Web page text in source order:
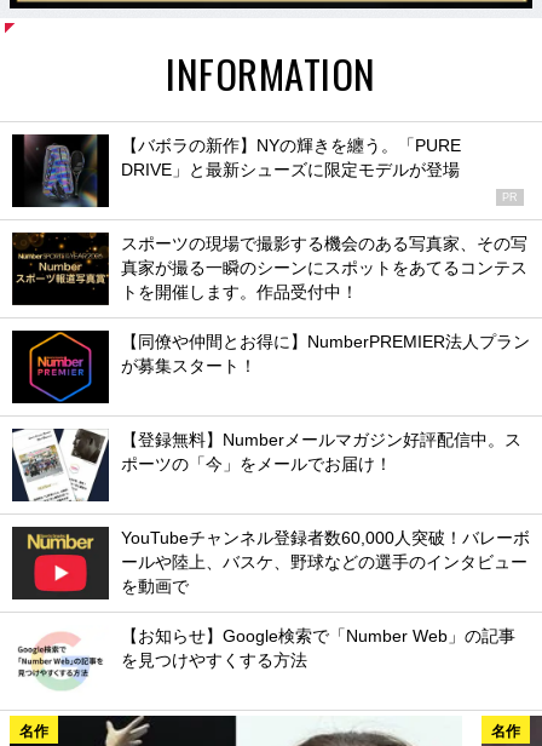
INFORMATION
【バボラの新作】NYの輝きを纏う。「PURE
DRIVE」と最新シューズに限定モデルが登場
PR
スポーツの現場で撮影する機会のある写真家、その写
真家が撮る一瞬のシーンにスポットをあてるコンテス
トを開催します。作品受付中！
【同僚や仲間とお得に】NumberPREMIER法人プラン
が募集スタート！
【登録無料】Numberメールマガジン好評配信中。ス
ポーツの「今」をメールでお届け！
YouTubeチャンネル登録者数60,000人突破！バレーボ
ールや陸上、バスケ、野球などの選手のインタビュー
を動画で
【お知らせ】Google検索で「Number Web」の記事
を見つけやすくする方法
名作 名作